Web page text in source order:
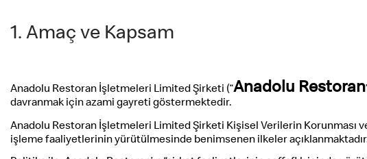
1. Amaç ve Kapsam
Anadolu Restoran İşletmeleri Limited Şirketi (“Anadolu Restoran
davranmak için azami gayreti göstermektedir.
Anadolu Restoran İşletmeleri Limited Şirketi Kişisel Verilerin Korunması
işleme faaliyetlerinin yürütülmesinde benimsenen ilkeler